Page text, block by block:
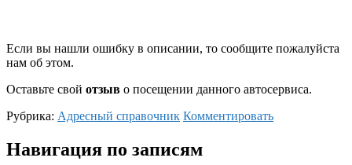
Если вы нашли ошибку в описании, то сообщите пожалуйста
нам об этом.
Оставьте свой отзыв о посещении данного автосервиса.
Рубрика: Адресный справочник Комментировать
Навигация по записям